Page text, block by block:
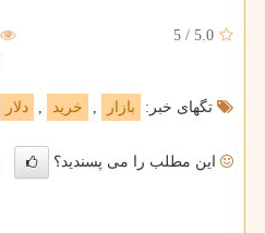
5.0
/
5
تگهای خبر: بازار , خرید , دلار
این مطلب را می پسندید؟